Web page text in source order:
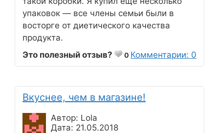
упаковок — все члены семьи были в
восторге от диетического качества
продукта.
Это полезный отзыв?
0 Комментарии: 0
Вкуснее, чем в магазине!
Автор: Lola
Дата: 21.05.2018